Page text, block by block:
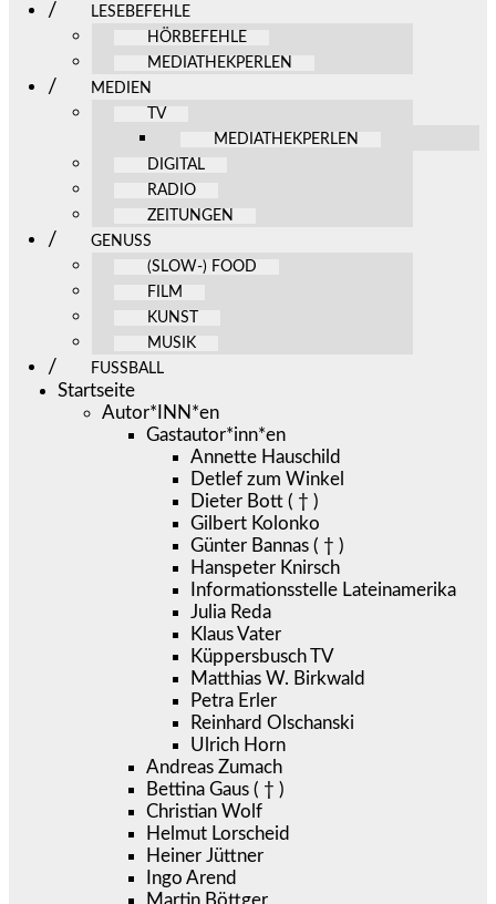
LESEBEFEHLE
HÖRBEFEHLE
MEDIATHEKPERLEN
MEDIEN
TV
MEDIATHEKPERLEN
DIGITAL
RADIO
ZEITUNGEN
GENUSS
(SLOW-) FOOD
FILM
KUNST
MUSIK
FUSSBALL
Startseite
Autor*INN*en
Gastautor*inn*en
Annette Hauschild
Detlef zum Winkel
Dieter Bott ( † )
Gilbert Kolonko
Günter Bannas ( † )
Hanspeter Knirsch
Informationsstelle Lateinamerika
Julia Reda
Klaus Vater
Küppersbusch TV
Matthias W. Birkwald
Petra Erler
Reinhard Olschanski
Ulrich Horn
Andreas Zumach
Bettina Gaus ( † )
Christian Wolf
Helmut Lorscheid
Heiner Jüttner
Ingo Arend
Martin Böttger